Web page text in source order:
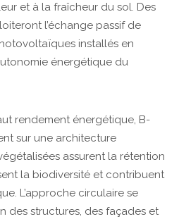
et à la fraîcheur du sol. Des
l’échange passif de
installés en
énergétique du
rendement énergétique, B-
sur une architecture
assurent la rétention
la biodiversité et contribuent
L’approche circulaire se
des structures, des façades et